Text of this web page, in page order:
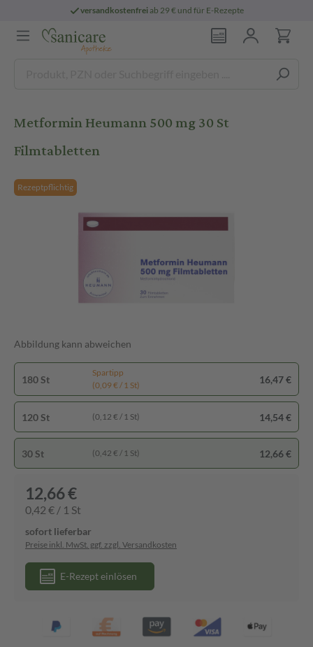
versandkostenfreiab 29 € und für E-Rezepte
Metformin Heumann 500 mg 30 St
Filmtabletten
Rezeptpflichtig
Abbildung kann abweichen
180 St
Spartipp
(0,09 € / 1 St)
16,47 €
120 St (0,12 € / 1 St) 14,54 €
30 St (0,42 € / 1 St) 12,66 €
12,66 €
0,42 € / 1 St
sofort lieferbar
Preise inkl. MwSt. ggf. zzgl. Versandkosten
E-Rezept einlösen